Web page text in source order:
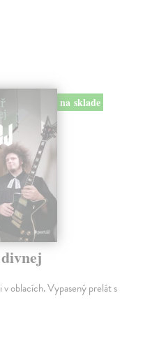
na sklade
oblacích. Vypasený prelát s